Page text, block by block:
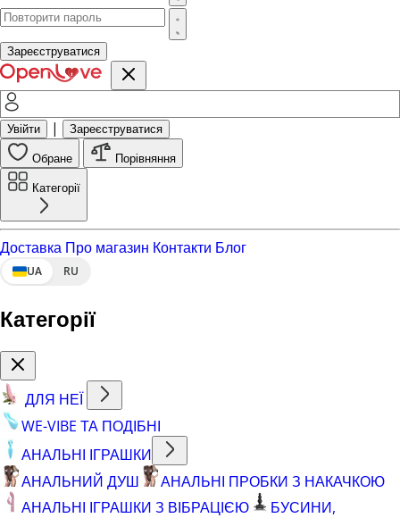
Зареєструватися
Увійти | Зареєструватися
Обране Порівняння
Категорії
Доставка Про магазин Контакти Блог
UA RU
Категорії
ДЛЯ НЕЇ
WE-VIBE ТА ПОДІБНІ
АНАЛЬНІ ІГРАШКИ
АНАЛЬНИЙ ДУШ
АНАЛЬНІ ПРОБКИ З НАКАЧКОЮ
АНАЛЬНІ ІГРАШКИ З ВІБРАЦІЄЮ
БУСИНИ,